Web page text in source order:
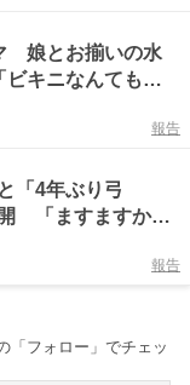
娘とお揃いの水
キニなんてもう
ど…」
報告
「4年ぶり弓
「ますますかっ
さんをぜひご覧く
報告